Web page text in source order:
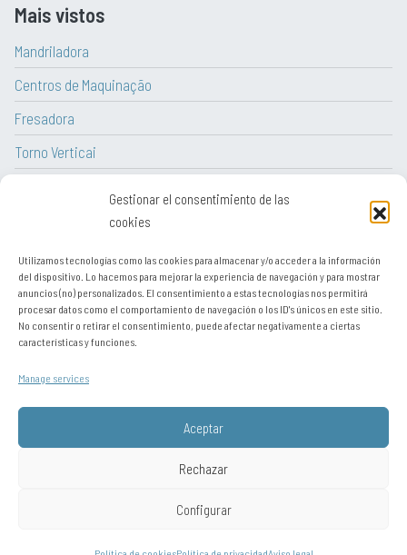
Gestionar el consentimiento de las
cookies
Utilizamos tecnologías como las cookies para almacenar y/o acceder a la información
del dispositivo. Lo hacemos para mejorar la experiencia de navegación y para mostrar
anuncios (no) personalizados. El consentimiento a estas tecnologías nos permitirá
procesar datos como el comportamiento de navegación o los ID's únicos en este sitio.
No consentir o retirar el consentimiento, puede afectar negativamente a ciertas
características y funciones.
Manage services
Aceptar
Rechazar
Configurar
Mais vistos
Mandriladora
Centros de Maquinação
Fresadora
Torno Verticai
Aviso legal
Política de privacidade
Está visitando desde: United States. Puede visitar el sitio como si se